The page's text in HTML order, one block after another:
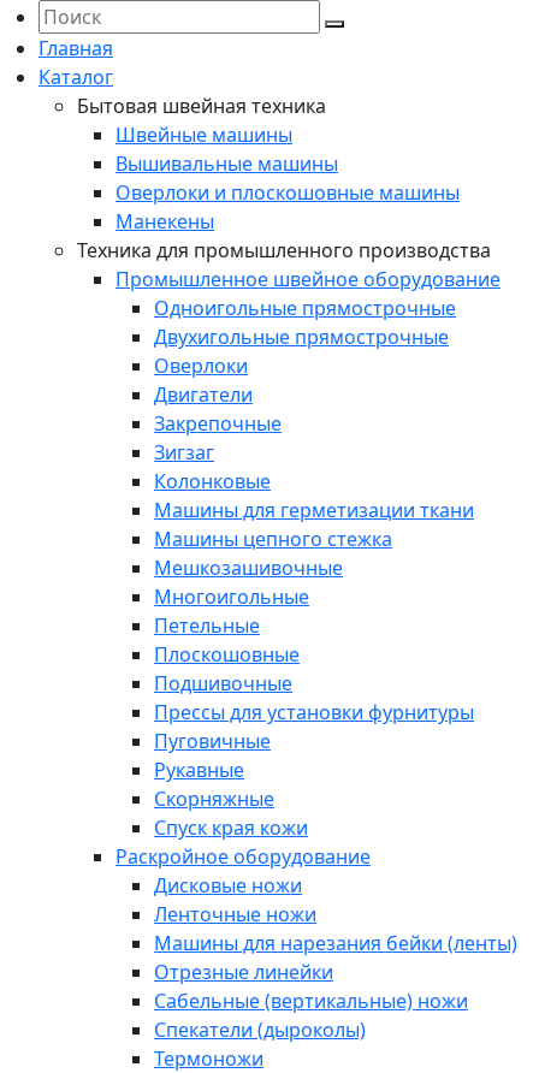
Главная
Каталог
Бытовая швейная техника
Швейные машины
Вышивальные машины
Оверлоки и плоскошовные машины
Манекены
Техника для промышленного производства
Промышленное швейное оборудование
Одноигольные прямострочные
Двухигольные прямострочные
Оверлоки
Двигатели
Закрепочные
Зигзаг
Колонковые
Машины для герметизации ткани
Машины цепного стежка
Мешкозашивочные
Многоигольные
Петельные
Плоскошовные
Подшивочные
Прессы для установки фурнитуры
Пуговичные
Рукавные
Скорняжные
Спуск края кожи
Раскройное оборудование
Дисковые ножи
Ленточные ножи
Машины для нарезания бейки (ленты)
Отрезные линейки
Сабельные (вертикальные) ножи
Спекатели (дыроколы)
Термоножи